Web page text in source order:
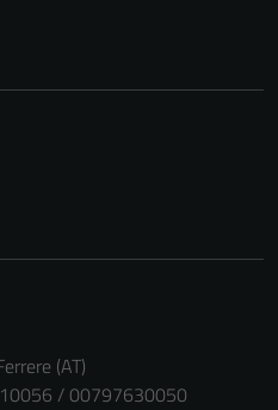
(AT)
/ 00797630050
sono necessari
disabilitati.
personali.